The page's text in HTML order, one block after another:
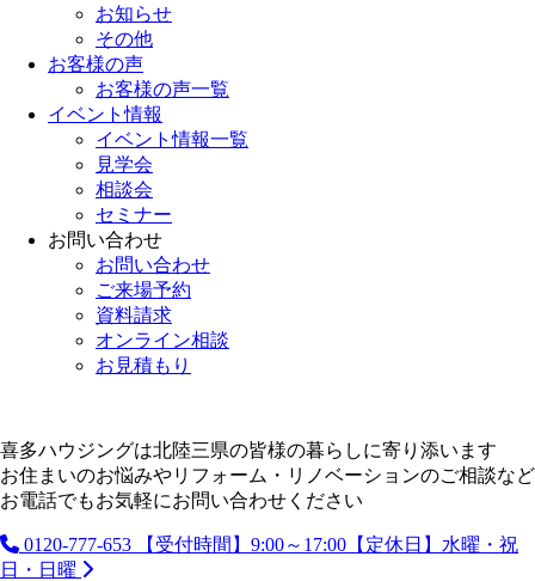
お知らせ
その他
お客様の声
お客様の声一覧
イベント情報
イベント情報一覧
見学会
相談会
セミナー
お問い合わせ
お問い合わせ
ご来場予約
資料請求
オンライン相談
お見積もり
喜多ハウジングは北陸三県の皆様の暮らしに寄り添います
お住まいのお悩みやリフォーム・リノベーションのご相談など
お電話でもお気軽にお問い合わせください
0120-777-653
【受付時間】9:00～17:00【定休日】水曜・祝
日・日曜